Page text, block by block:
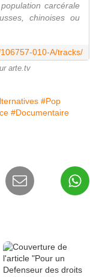
carcérale
chinoises ou
010-A/tracks/
arte.tv
#Pop
#Documentaire